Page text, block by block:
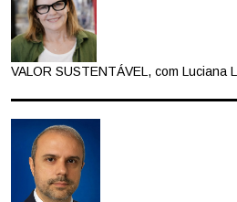
VALOR SUSTENTÁVEL, com Luciana